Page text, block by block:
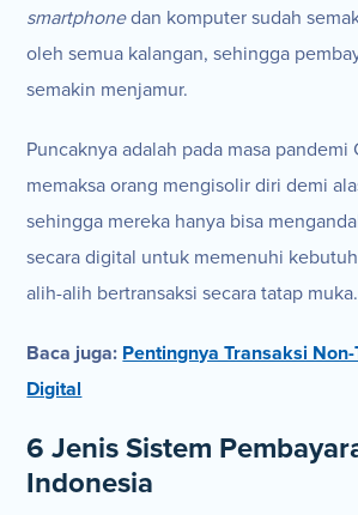
smartphonedan komputer sudah
oleh semua kalangan, sehingga
semakin menjamur.
Puncaknya adalah pada masa pandemi
memaksa orang mengisolir diri demi
sehingga mereka hanya bisa
secara digital untuk memenuhi
alih-alih bertransaksi secara tatap muka.
Baca juga: Pentingnya Transaksi Non-
Digital
6 Jenis Sistem
Indonesia